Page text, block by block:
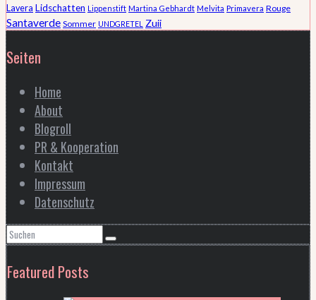
Lavera Lidschatten Lippenstift Martina Gebhardt Melvita Primavera Rouge
Santaverde Sommer UNDGRETEL Zuii
Seiten
Home
About
Blogroll
PR & Kooperation
Kontakt
Impressum
Datenschutz
Featured Posts